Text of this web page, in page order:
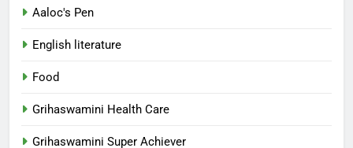
Aaloc's Pen
English literature
Food
Grihaswamini Health Care
Grihaswamini Super Achiever